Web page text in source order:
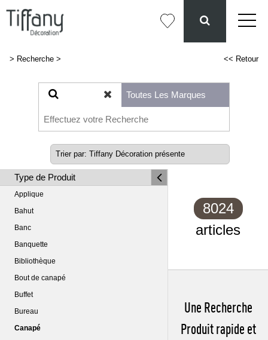
> Recherche > << Retour
Type de Produit
Applique
Bahut
Banc
Banquette
Bibliothèque
Bout de canapé
Buffet
Bureau
Canapé
8024
articles
Une Recherche
Produit rapide et